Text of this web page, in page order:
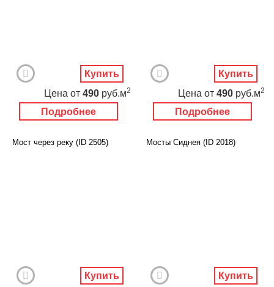
Подробнее
Цена от 490 руб.м2
Купить
Подробнее
Цена от 490 руб.м2
Купить
Мост через реку (ID 2505)
Купить
Мосты Сиднея (ID 2018)
Купить